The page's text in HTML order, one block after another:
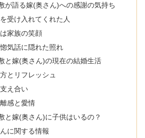
が語る嫁(奥さん)への感謝の気持ち
受け入れてくれた人
家族の笑顔
気話に隠れた照れ
と嫁(奥さん)の現在の結婚生活
とリフレッシュ
え合い
感と愛情
と嫁(奥さん)に子供はいるの？
に関する情報